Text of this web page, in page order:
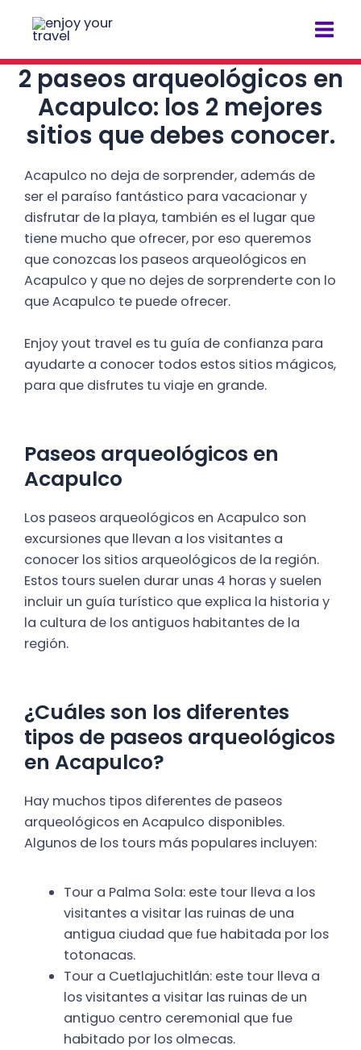
Main
2 paseos arqueológicos en
Acapulco: los 2 mejores
sitios que debes conocer.
Acapulco no deja de sorprender, además de
ser el paraíso fantástico para vacacionar y
disfrutar de la playa, también es el lugar que
tiene mucho que ofrecer, por eso queremos
que conozcas los paseos arqueológicos en
Acapulco y que no dejes de sorprenderte con lo
que Acapulco te puede ofrecer.
Enjoy yout travel es tu guía de confianza para
ayudarte a conocer todos estos sitios mágicos,
para que disfrutes tu viaje en grande.
Paseos arqueológicos en
Acapulco
Los paseos arqueológicos en Acapulco son
excursiones que llevan a los visitantes a
conocer los sitios arqueológicos de la región.
Estos tours suelen durar unas 4 horas y suelen
incluir un guía turístico que explica la historia y
la cultura de los antiguos habitantes de la
región.
¿Cuáles son los diferentes
tipos de paseos arqueológicos
en Acapulco?
Hay muchos tipos diferentes de paseos
arqueológicos en Acapulco disponibles.
Algunos de los tours más populares incluyen:
Tour a Palma Sola: este tour lleva a los
visitantes a visitar las ruinas de una
antigua ciudad que fue habitada por los
totonacas.
Tour a Cuetlajuchitlán: este tour lleva a
los visitantes a visitar las ruinas de un
antiguo centro ceremonial que fue
habitado por los olmecas.